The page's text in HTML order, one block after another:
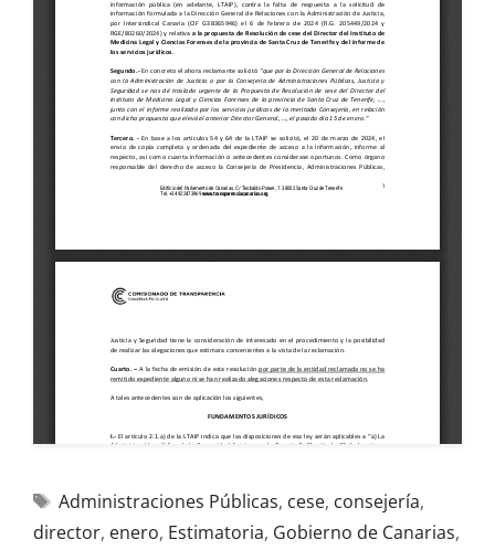
Administraciones Públicas, cese, consejería,
director, enero, Estimatoria, Gobierno de Canarias,